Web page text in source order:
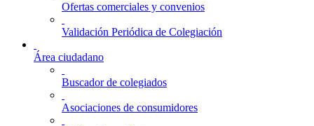
Ofertas comerciales y convenios
Validación Periódica de Colegiación
Área ciudadano
Buscador de colegiados
Asociaciones de consumidores